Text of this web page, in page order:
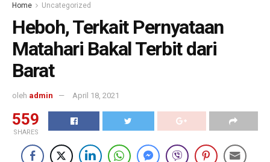
Home Uncategorized
Heboh, Terkait Pernyataan
Matahari Bakal Terbit dari
Barat
oleh admin April 18, 2021
559
SHARES